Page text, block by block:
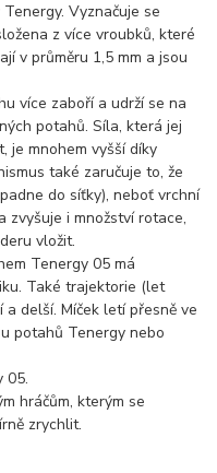
Vyznačuje se
z více vroubků, které
v průměru 1,5 mm a jsou
více zaboří a udrží se na
potahů. Síla, která jej
je mnohem vyšší díky
také zaručuje to, že
do síťky), neboť vrchní
zvyšuje i množství rotace,
vložit.
Tenergy 05 má
Také trajektorie (let
a delší. Míček letí přesně ve
potahů Tenergy nebo
05.
hráčům, kterým se
zrychlit.